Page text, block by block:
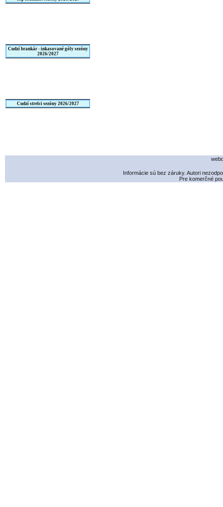
Cudzí brankár - inkasované góly sezóny
2026/2027
Cudzí strelci sezóny 2026/2027
Informácie sú bez záruky. Autori
Pre komerčné